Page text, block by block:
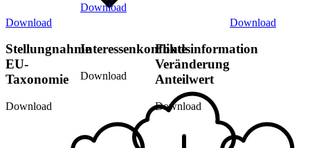
Download
Download
Download
Stellungnahme
EU-
Taxonomie
Download
Interessenkonflikte
Download
Fondsinformation
Veränderung
Anteilwert
Download